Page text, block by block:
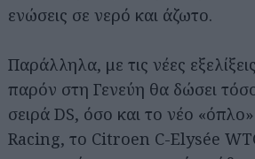
ενώσεις σε νερό και άζωτο.
Παράλληλα, με τις νέες
παρόν στη Γενεύη θα δώσει
σειρά DS, όσο και το νέο
Racing, το Citroen C-Elysée